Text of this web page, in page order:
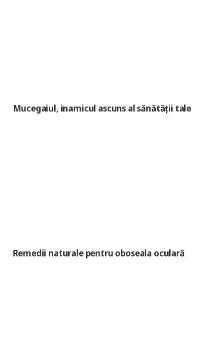
Mucegaiul, inamicul ascuns al sănătății tale
Remedii naturale pentru oboseala oculară